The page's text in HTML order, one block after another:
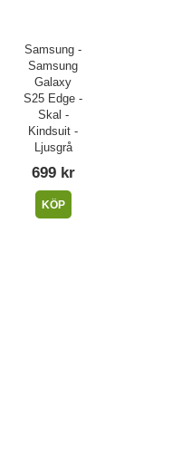
Samsung -
Samsung
Galaxy
S25 Edge -
Skal -
Kindsuit -
Ljusgrå
699 kr
KÖP